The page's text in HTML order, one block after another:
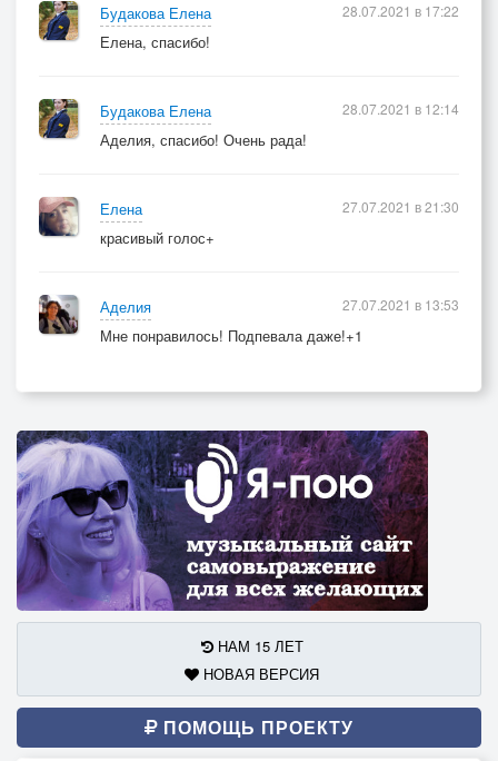
Будакова Елена
Елена, спасибо!
28.07.2021 в 17:22
Будакова Елена
Аделия, спасибо! Очень рада!
28.07.2021 в 12:14
Елена
красивый голос+
27.07.2021 в 21:30
Аделия
Мне понравилось! Подпевала даже!+1
27.07.2021 в 13:53
НАМ 15 ЛЕТ
НОВАЯ ВЕРСИЯ
ПОМОЩЬ ПРОЕКТУ